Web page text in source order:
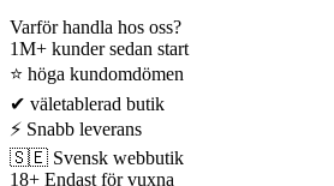
Varför handla hos oss?
1M+ kunder sedan start
⭐ höga kundomdömen
✔ väletablerad butik
⚡ Snabb leverans
🇸🇪 Svensk webbutik
18+ Endast för vuxna